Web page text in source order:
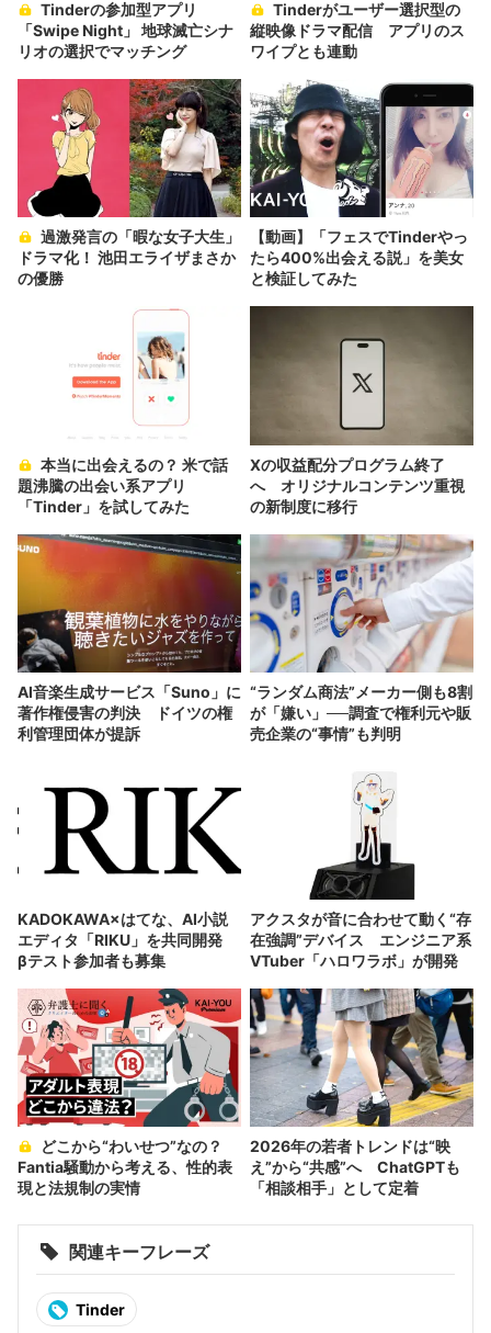
「Swipe Night」 地球滅亡シナ
リオの選択でマッチング
縦映像ドラマ配信 アプリのス
ワイプとも連動
ドラマ化！ 池田エライザまさか
の優勝
【動画】「フェスでTinderやっ
たら400%出会える説」を美女
と検証してみた
題沸騰の出会い系アプリ
「Tinder」を試してみた
Xの収益配分プログラム終了
へ オリジナルコンテンツ重視
の新制度に移行
AI音楽生成サービス「Suno」に
著作権侵害の判決 ドイツの権
利管理団体が提訴
“ランダム商法”メーカー側も8割
が「嫌い」──調査で権利元や販
売企業の“事情”も判明
KADOKAWA×はてな、AI小説
エディタ「RIKU」を共同開発
βテスト参加者も募集
アクスタが音に合わせて動く“存
在強調”デバイス エンジニア系
VTuber「ハロワラボ」が開発
Fantia騒動から考える、性的表
現と法規制の実情
2026年の若者トレンドは“映
え”から“共感”へ ChatGPTも
「相談相手」として定着
関連キーフレーズ
Tinder